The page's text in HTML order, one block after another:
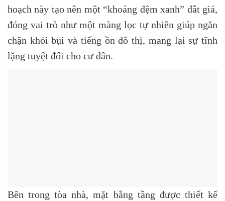
hoạch này tạo nên một “khoảng đệm xanh” đắt giá,
đóng vai trò như một màng lọc tự nhiên giúp ngăn
chặn khói bụi và tiếng ồn đô thị, mang lại sự tĩnh
lặng tuyệt đối cho cư dân.
Bên trong tòa nhà, mặt bằng tầng được thiết kế